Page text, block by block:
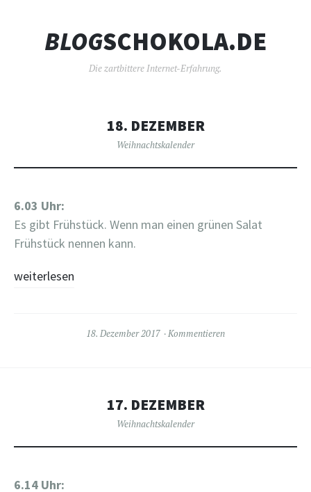
BLOGSCHOKOLA.DE
Die zartbittere Internet-Erfahrung.
18. DEZEMBER
Weihnachtskalender
6.03 Uhr:
Es gibt Frühstück. Wenn man einen grünen Salat
Frühstück nennen kann.
weiterlesen
18. Dezember 2017 Kommentieren
17. DEZEMBER
Weihnachtskalender
6.14 Uhr: